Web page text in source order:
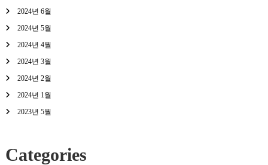
2024년 6월
2024년 5월
2024년 4월
2024년 3월
2024년 2월
2024년 1월
2023년 5월
Categories